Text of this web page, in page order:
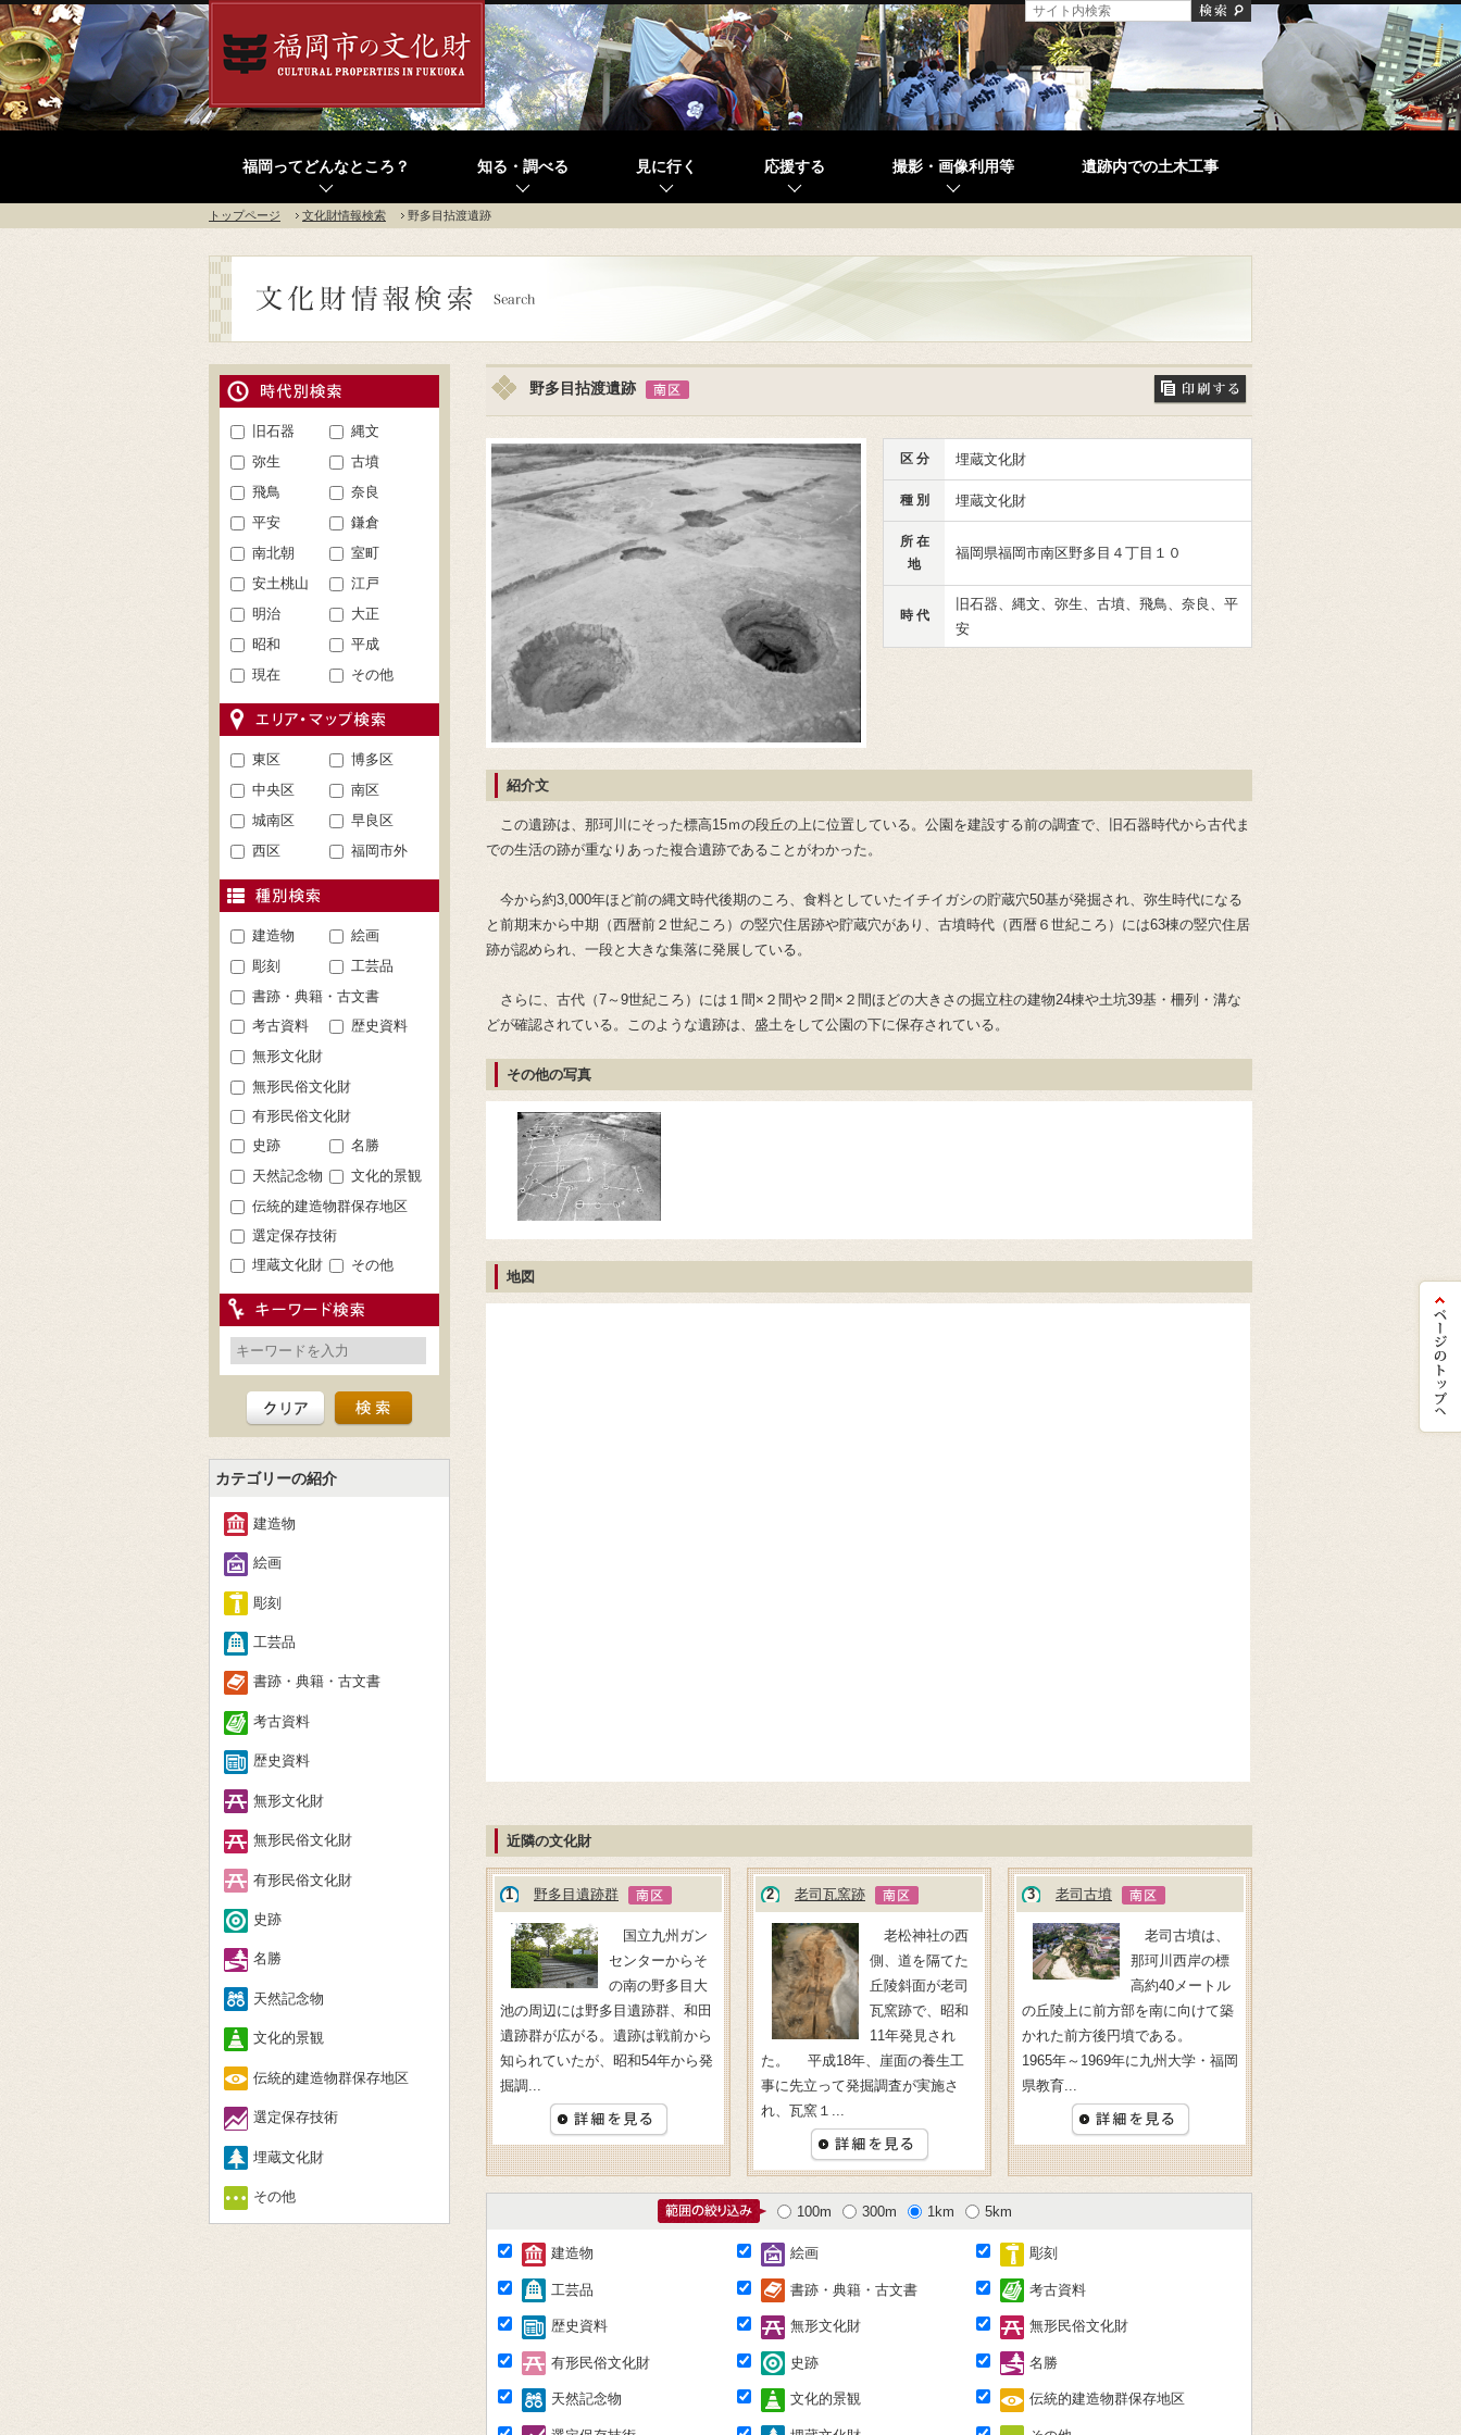
福岡ってどんなところ？ 知る・調べる 見に行く 応援する 撮影・画像利用等 遺跡内での土木工事
トップページ 文化財情報検索 野多目拈渡遺跡
野多目拈渡遺跡
区 分 埋蔵文化財
種 別 埋蔵文化財
所 在
地
福岡県福岡市南区野多目４丁目１０
時 代
旧石器、縄文、弥生、古墳、飛鳥、奈良、平
安
紹介文
この遺跡は、那珂川にそった標高15ｍの段丘の上に位置している。公園を建設する前の調査で、旧石器時代から古代ま
での生活の跡が重なりあった複合遺跡であることがわかった。
今から約3,000年ほど前の縄文時代後期のころ、食料としていたイチイガシの貯蔵穴50基が発掘され、弥生時代になる
と前期末から中期（西暦前２世紀ころ）の竪穴住居跡や貯蔵穴があり、古墳時代（西暦６世紀ころ）には63棟の竪穴住居
跡が認められ、一段と大きな集落に発展している。
さらに、古代（7～9世紀ころ）には１間×２間や２間×２間ほどの大きさの掘立柱の建物24棟や土坑39基・柵列・溝な
どが確認されている。このような遺跡は、盛土をして公園の下に保存されている。
その他の写真
地図
近隣の文化財
1 野多目遺跡群
国立九州ガン
センターからそ
の南の野多目大
池の周辺には野多目遺跡群、和田
遺跡群が広がる。遺跡は戦前から
知られていたが、昭和54年から発
掘調...
2 老司瓦窯跡
老松神社の西
側、道を隔てた
丘陵斜面が老司
瓦窯跡で、昭和
11年発見され
た。 平成18年、崖面の養生工
事に先立って発掘調査が実施さ
れ、瓦窯１...
3 老司古墳
老司古墳は、
那珂川西岸の標
高約40メートル
の丘陵上に前方部を南に向けて築
かれた前方後円墳である。
1965年～1969年に九州大学・福岡
県教育...
100m 300m 1km 5km
建造物 絵画 彫刻
工芸品 書跡・典籍・古文書 考古資料
歴史資料 無形文化財 無形民俗文化財
有形民俗文化財 史跡 名勝
天然記念物 文化的景観 伝統的建造物群保存地区
旧石器
縄文
弥生
古墳
飛鳥
奈良
平安
鎌倉
南北朝
室町
安土桃山
江戸
明治
大正
昭和
平成
現在
その他
東区
博多区
中央区
南区
城南区
早良区
西区
福岡市外
建造物
絵画
彫刻
工芸品
書跡・典籍・古文書
考古資料
歴史資料
無形文化財
無形民俗文化財
有形民俗文化財
史跡
名勝
天然記念物
文化的景観
伝統的建造物群保存地区
選定保存技術
埋蔵文化財
その他
カテゴリーの紹介
建造物
絵画
彫刻
工芸品
書跡・典籍・古文書
考古資料
歴史資料
無形文化財
無形民俗文化財
有形民俗文化財
史跡
名勝
天然記念物
文化的景観
伝統的建造物群保存地区
選定保存技術
埋蔵文化財
その他